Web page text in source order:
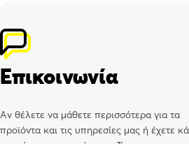
Επικοινωνία
Αν θέλετε να μάθετε περισσότερα για τα
προϊόντα και τις υπηρεσίες μας ή έχετε